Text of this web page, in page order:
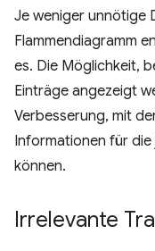
Je weniger unnötige
Flammendiagramm
es. Die Möglichkeit,
Einträge angezeigt
Verbesserung, mit
Informationen für
können.
Irrelevante